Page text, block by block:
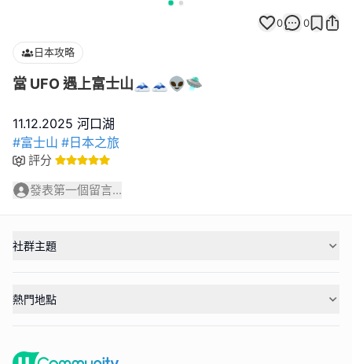
0 0
日本攻略
當 UFO 遇上富士山🗻🗻👽🛸
#富士山 #日本之旅
評分
發表第一個留言...
社群主題
熱門地點